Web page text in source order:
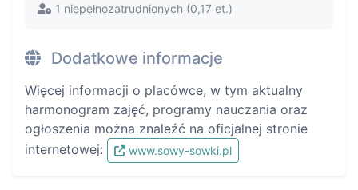
1 niepełnozatrudnionych (0,17 et.)
Dodatkowe informacje
Więcej informacji o placówce, w tym aktualny
harmonogram zajęć, programy nauczania oraz
ogłoszenia można znaleźć na oficjalnej stronie
internetowej:
www.sowy-sowki.pl